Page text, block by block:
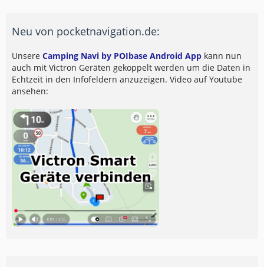
Neu von pocketnavigation.de:
Unsere Camping Navi by POIbase Android App kann nun
auch mit Victron Geräten gekoppelt werden um die Daten in
Echtzeit in den Infofeldern anzuzeigen. Video auf Youtube
ansehen: